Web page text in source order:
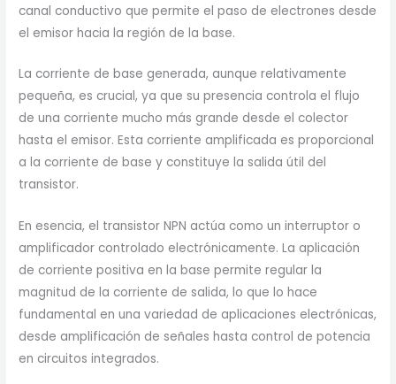
canal conductivo que permite el paso de electrones desde
el emisor hacia la región de la base.
La corriente de base generada, aunque relativamente
pequeña, es crucial, ya que su presencia controla el flujo
de una corriente mucho más grande desde el colector
hasta el emisor. Esta corriente amplificada es proporcional
a la corriente de base y constituye la salida útil del
transistor.
En esencia, el transistor NPN actúa como un interruptor o
amplificador controlado electrónicamente. La aplicación
de corriente positiva en la base permite regular la
magnitud de la corriente de salida, lo que lo hace
fundamental en una variedad de aplicaciones electrónicas,
desde amplificación de señales hasta control de potencia
en circuitos integrados.